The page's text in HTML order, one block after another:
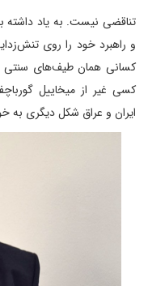
تناقضی نیست. به یاد داشته
و راهبرد خود را روی
کسانی همان طیف‌های
کسی غیر از میخاییل
ایران و عراق شکل دیگری به